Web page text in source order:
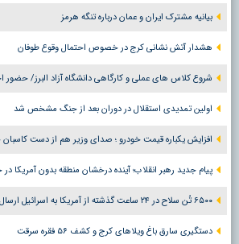
بیانیه مشترک ایران و عمان درباره تنگه هرمز
هشدار آتش نشانی کرج در خصوص احتمال وقوع طوفان
شروع کلاس های عملی و کارگاهی دانشگاه آزاد البرز/ حضور
اولین تمدیدی استقلال در دوران بعد از جنگ مشخص شد
افزایش یکباره قیمت خودرو ؛ صدای وزیر هم از دست
پیام جدید رهبر انقلاب؛ آینده درخشان منطقه بدون آمریکا
۶۵۰۰ تُن سلاح در ۲۴ ساعت گذشته از آمریکا به اسرائیل ارسال شد
دستگیری سارق باغ ویلاهای کرج و کشف ۵۶ فقره سرقت